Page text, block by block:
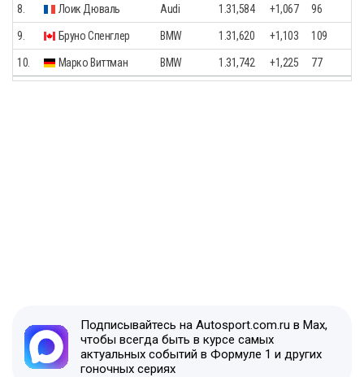
8. Лоик Дюваль Audi 1.31,584 +1,067 96
9. Бруно Спенглер BMW 1.31,620 +1,103 109
10. Марко Виттман BMW 1.31,742 +1,225 77
Подписывайтесь на Autosport.com.ru в Max,
чтобы всегда быть в курсе самых
актуальных событий в Формуле 1 и других
гоночных сериях